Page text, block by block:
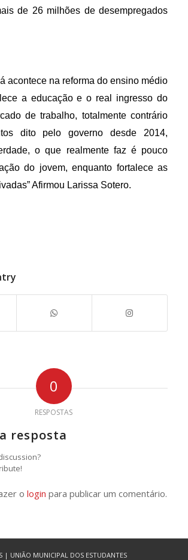
de 26 milhões de desempregados
acontece na reforma do ensino médio
a educação e o real ingresso do
de trabalho, totalmente contrário
dito pelo governo desde 2014,
o que realmente faz é pouco
do jovem, enquanto fortalece as
Afirmou Larissa Sotero.
0
RESPOSTAS
resposta
o login para publicar um comentário.
UNIÃO MUNICIPAL DOS ESTUDANTES